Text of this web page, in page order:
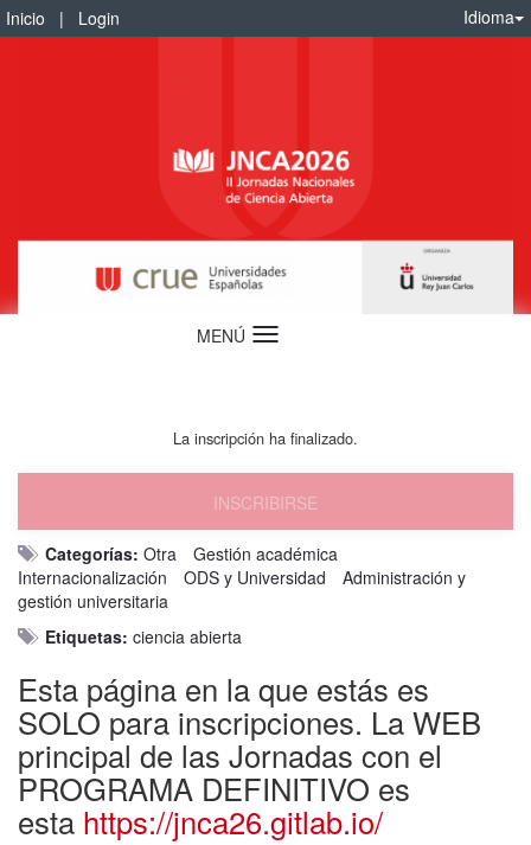
Inicio | Login Idioma
MENÚ Idioma
La inscripción ha finalizado.
INSCRIBIRSE
Categorías: Otra
Gestión académica
Internacionalización
ODS y Universidad
Administración y
gestión universitaria
Etiquetas: ciencia abierta
Esta página en la que estás es
SOLO para inscripciones. La WEB
principal de las Jornadas con el
PROGRAMA DEFINITIVO es
esta https://jnca26.gitlab.io/